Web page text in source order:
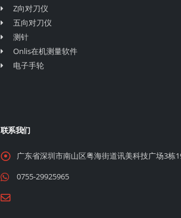
Z向对刀仪
五向对刀仪
测针
Onlis在机测量软件
电子手轮
联系我们
广东省深圳市南山区粤海街道讯美科技广场3栋
0755-29925965